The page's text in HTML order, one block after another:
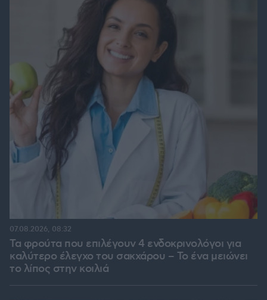
Τα φρούτα που επιλέγουν 4 ενδοκρινολόγοι για
καλύτερο έλεγχο του σακχάρου – Το ένα μειώνει
το λίπος στην κοιλιά
07.08.2026, 08:32